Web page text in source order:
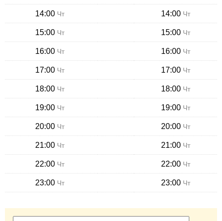
14:00 Чт 14:00 Чт
15:00 Чт 15:00 Чт
16:00 Чт 16:00 Чт
17:00 Чт 17:00 Чт
18:00 Чт 18:00 Чт
19:00 Чт 19:00 Чт
20:00 Чт 20:00 Чт
21:00 Чт 21:00 Чт
22:00 Чт 22:00 Чт
23:00 Чт 23:00 Чт